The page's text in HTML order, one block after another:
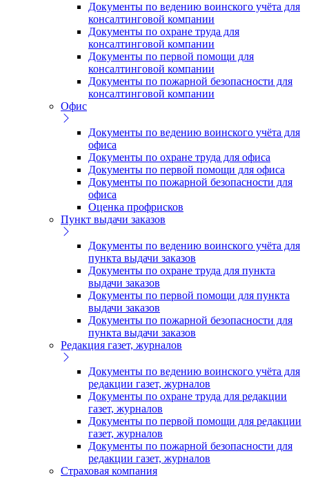
Документы по ведению воинского учёта для
консалтинговой компании
Документы по охране труда для
консалтинговой компании
Документы по первой помощи для
консалтинговой компании
Документы по пожарной безопасности для
консалтинговой компании
Офис
Документы по ведению воинского учёта для
офиса
Документы по охране труда для офиса
Документы по первой помощи для офиса
Документы по пожарной безопасности для
офиса
Оценка профрисков
Пункт выдачи заказов
Документы по ведению воинского учёта для
пункта выдачи заказов
Документы по охране труда для пункта
выдачи заказов
Документы по первой помощи для пункта
выдачи заказов
Документы по пожарной безопасности для
пункта выдачи заказов
Редакция газет, журналов
Документы по ведению воинского учёта для
редакции газет, журналов
Документы по охране труда для редакции
газет, журналов
Документы по первой помощи для редакции
газет, журналов
Документы по пожарной безопасности для
редакции газет, журналов
Страховая компания